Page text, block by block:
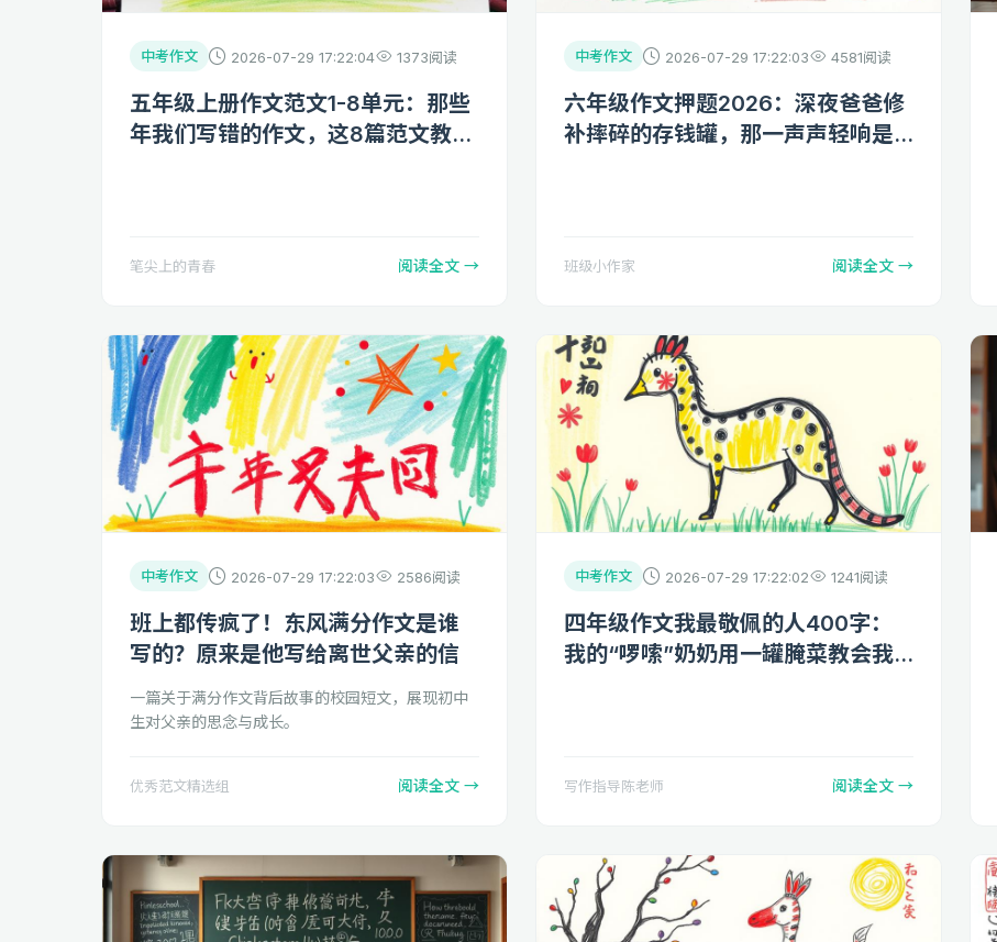
中考作文 2026-07-29 17:22:04 1373阅读
五年级上册作文范文1-8单元：那些
年我们写错的作文，这8篇范文教你
笔尖上的青春 阅读全文 →
中考作文 2026-07-29 17:22:03 4581阅读
六年级作文押题2026：深夜爸爸修
补摔碎的存钱罐，那一声声轻响是
班级小作家 阅读全文 →
中考作文 2026-07-29 17:22:03 2586阅读
班上都传疯了！东风满分作文是谁
写的？原来是他写给离世父亲的信
一篇关于满分作文背后故事的校园短文，展现初中
生对父亲的思念与成长。
优秀范文精选组 阅读全文 →
中考作文 2026-07-29 17:22:02 1241阅读
四年级作文我最敬佩的人400字：
我的“啰嗦”奶奶用一罐腌菜教会我
写作指导陈老师 阅读全文 →